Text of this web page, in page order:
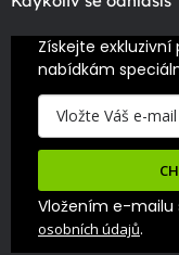
Získejte
nabídkám
Vložením e-mailu
osobních údajů.